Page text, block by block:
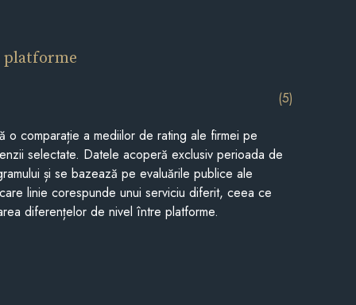
platforme
(5)
o comparație a mediilor de rating ale firmei pe
selectate. Datele acoperă exclusiv perioada de
și se bazează pe evaluările publice ale
linie corespunde unui serviciu diferit, ceea ce
diferențelor de nivel între platforme.